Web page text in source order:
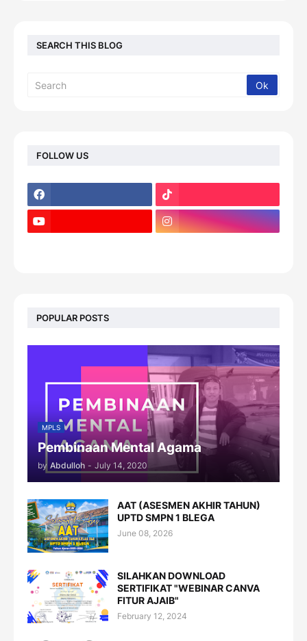
SEARCH THIS BLOG
FOLLOW US
POPULAR POSTS
MPLS
Pembinaan Mental Agama
by Abdulloh - July 14, 2020
AAT (ASESMEN AKHIR TAHUN)
UPTD SMPN 1 BLEGA
June 08, 2026
SILAHKAN DOWNLOAD
SERTIFIKAT "WEBINAR CANVA
FITUR AJAIB"
February 12, 2024